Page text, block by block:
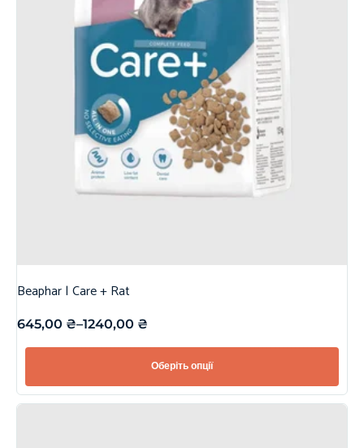
Beaphar | Care + Rat
645,00 ₴–1240,00 ₴
Оберіть опції